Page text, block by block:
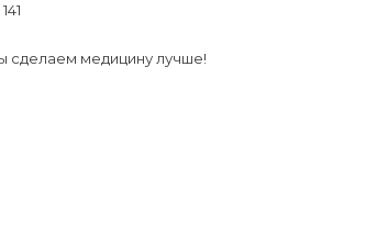
сделаем медицину лучше!